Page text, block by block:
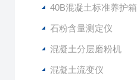
40B混凝土标准养护箱
石粉含量测定仪
混凝土分层磨粉机
混凝土流变仪